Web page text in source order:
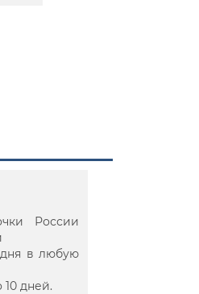
России
дня в любую
10 дней.